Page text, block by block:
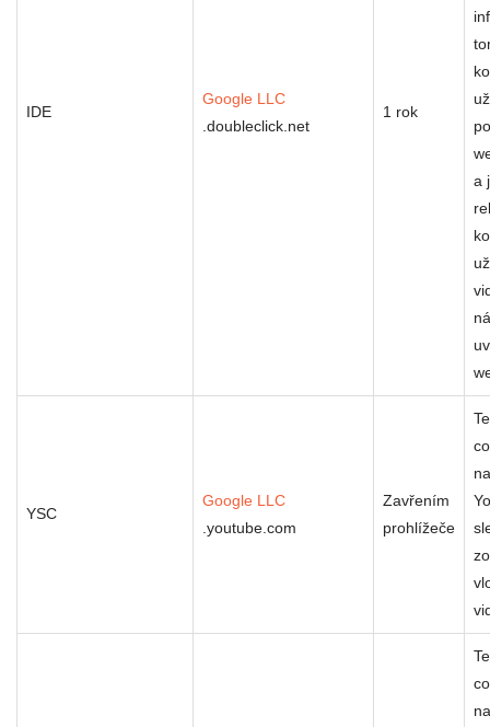
IDE
Google LLC
.doubleclick.net
1 rok
a
YSC
Google LLC
.youtube.com
Zavřením
prohlížeče